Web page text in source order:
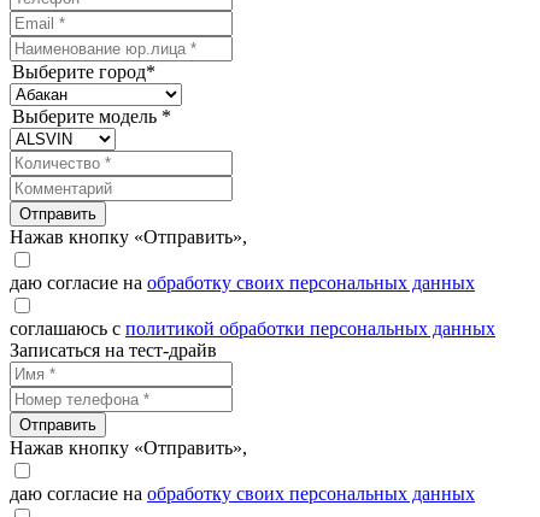
Выберите город*
Выберите модель *
Отправить
Нажав кнопку «Отправить»,
даю согласие на обработку своих персональных данных
соглашаюсь с политикой обработки персональных данных
Записаться на тест-драйв
Отправить
Нажав кнопку «Отправить»,
даю согласие на обработку своих персональных данных